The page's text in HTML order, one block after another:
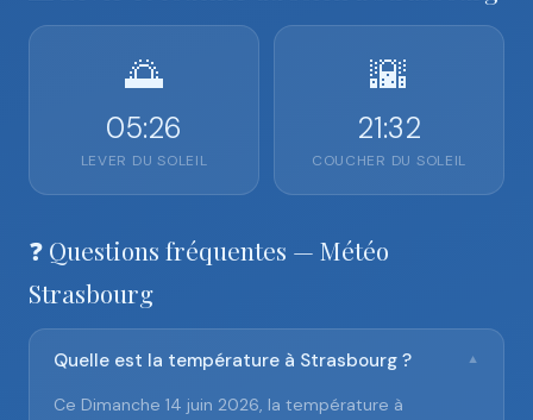
🌅
05:26
LEVER DU SOLEIL
🌇
21:32
COUCHER DU SOLEIL
❓ Questions fréquentes — Météo
Strasbourg
Quelle est la température à Strasbourg ? ▼
Ce Dimanche 14 juin 2026, la température à